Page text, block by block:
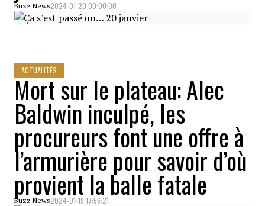
Buzz News2024-01-20 00:00:00
ACTUALITÉS
Mort sur le plateau: Alec
Baldwin inculpé, les
procureurs font une offre à
l’armurière pour savoir d’où
provient la balle fatale
Buzz News2024-01-19 17:56:21